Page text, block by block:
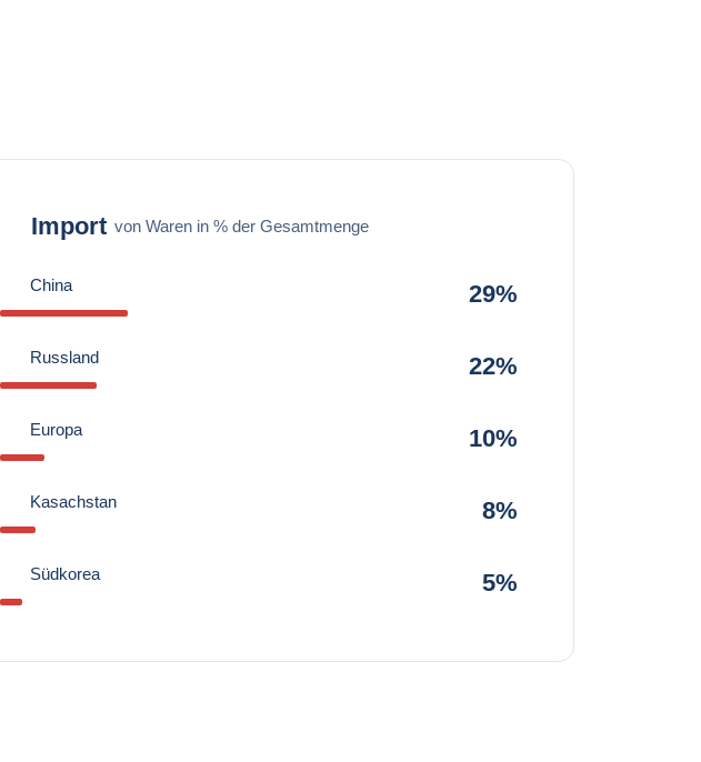
Import von Waren in % der Gesamtmenge
China 29%
Russland 22%
Europa 10%
Kasachstan 8%
Südkorea 5%